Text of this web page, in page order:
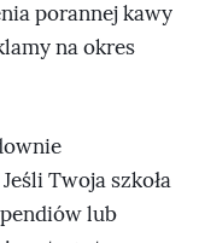
porannej kawy
na okres
Twoja szkoła
lub